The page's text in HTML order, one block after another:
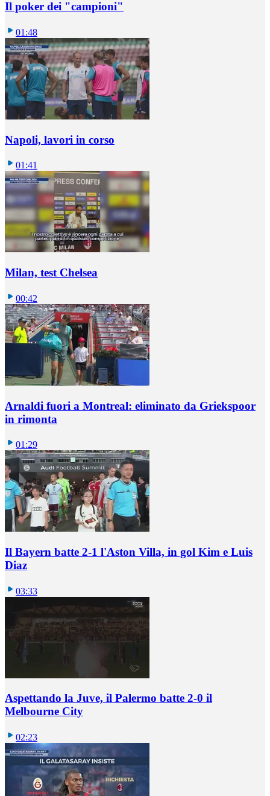
Il poker dei "campioni"
01:48
Napoli, lavori in corso
01:41
Milan, test Chelsea
00:42
Arnaldi fuori a Montreal: eliminato da Griekspoor
in rimonta
01:29
Il Bayern batte 2-1 l'Aston Villa, in gol Kim e Luis
Diaz
03:33
Aspettando la Juve, il Palermo batte 2-0 il
Melbourne City
02:23